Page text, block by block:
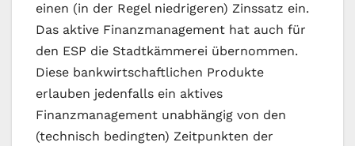
einen (in der Regel niedrigeren) Zinssatz ein.
Das aktive Finanzmanagement hat auch für
den ESP die Stadtkämmerei übernommen.
Diese bankwirtschaftlichen Produkte
erlauben jedenfalls ein aktives
Finanzmanagement unabhängig von den
(technisch bedingten) Zeitpunkten der